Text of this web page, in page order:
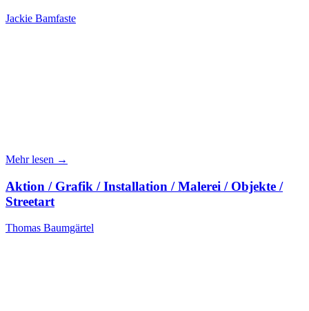
Jackie Bamfaste
Mehr lesen →
Aktion / Grafik / Installation / Malerei / Objekte /
Streetart
Thomas Baumgärtel